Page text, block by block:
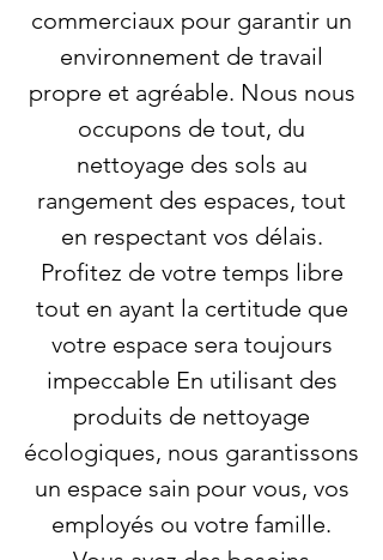
commerciaux pour garantir un
environnement de travail
propre et agréable. Nous nous
occupons de tout, du
nettoyage des sols au
rangement des espaces, tout
en respectant vos délais.
Profitez de votre temps libre
tout en ayant la certitude que
votre espace sera toujours
impeccable En utilisant des
produits de nettoyage
écologiques, nous garantissons
un espace sain pour vous, vos
employés ou votre famille.